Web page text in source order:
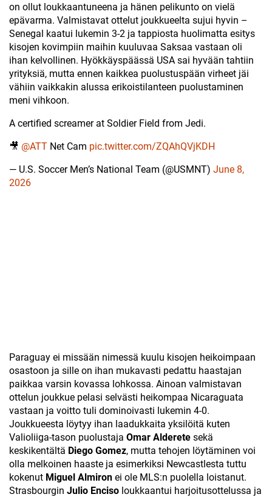
on ollut loukkaantuneena ja hänen pelikunto on vielä
epävarma. Valmistavat ottelut joukkueelta sujui hyvin –
Senegal kaatui lukemin 3-2 ja tappiosta huolimatta esitys
kisojen kovimpiin maihin kuuluvaa Saksaa vastaan oli
ihan kelvollinen. Hyökkäyspäässä USA sai hyvään tahtiin
yrityksiä, mutta ennen kaikkea puolustuspään virheet jäi
vähiin vaikkakin alussa erikoistilanteen puolustaminen
meni vihkoon.
A certified screamer at Soldier Field from Jedi.
🎥 @ATT Net Cam pic.twitter.com/ZQAhQVjKDH
— U.S. Soccer Men’s National Team (@USMNT) June 8,
2026
Paraguay ei missään nimessä kuulu kisojen heikoimpaan
osastoon ja sille on ihan mukavasti pedattu haastajan
paikkaa varsin kovassa lohkossa. Ainoan valmistavan
ottelun joukkue pelasi selvästi heikompaa Nicaraguata
vastaan ja voitto tuli dominoivasti lukemin 4-0.
Joukkueesta löytyy ihan laadukkaita yksilöitä kuten
Valioliiga-tason puolustaja Omar Alderete sekä
keskikentältä Diego Gomez, mutta tehojen löytäminen voi
olla melkoinen haaste ja esimerkiksi Newcastlesta tuttu
kokenut Miguel Almiron ei ole MLS:n puolella loistanut.
Strasbourgin Julio Enciso loukkaantui harjoitusottelussa ja